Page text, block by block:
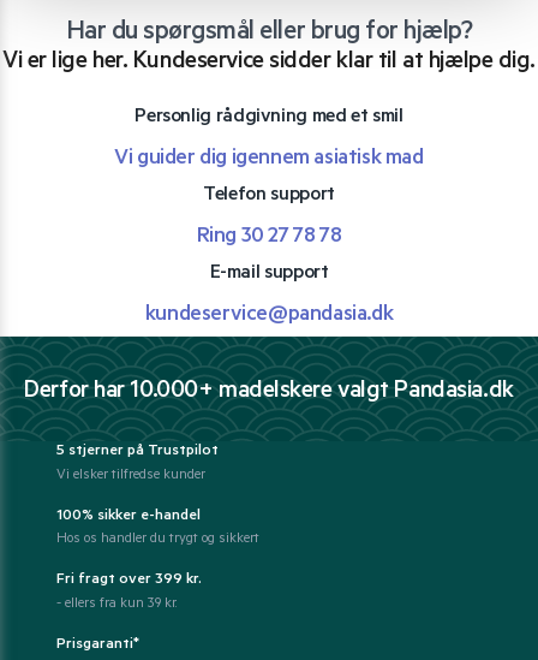
Har du spørgsmål eller brug for hjælp?
Vi er lige her. Kundeservice sidder klar til at hjælpe dig.
Personlig rådgivning med et smil
Vi guider dig igennem asiatisk mad
Telefon support
Ring 30 27 78 78
E-mail support
kundeservice@pandasia.dk
Derfor har 10.000+ madelskere valgt Pandasia.dk
5 stjerner på Trustpilot
Vi elsker tilfredse kunder
100% sikker e-handel
Hos os handler du trygt og sikkert
Fri fragt over 399 kr.
- ellers fra kun 39 kr.
Prisgaranti*